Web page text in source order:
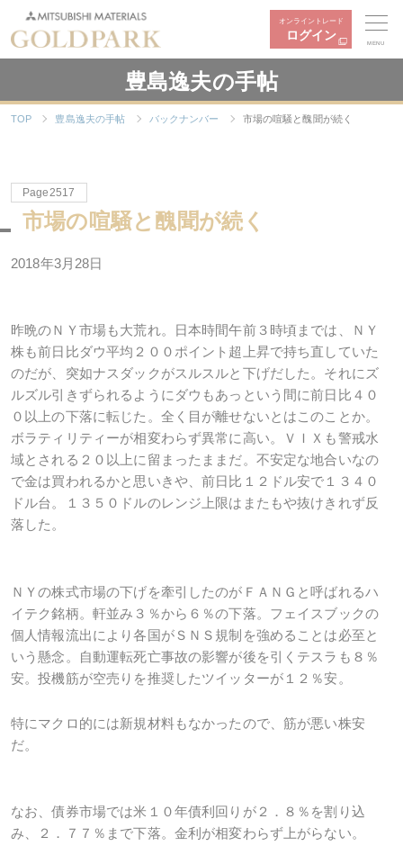
オンライントレード
ログイン
MENU
豊島逸夫の手帖
TOP 豊島逸夫の手帖 バックナンバー 市場の喧騒と醜聞が続く
Page2517
市場の喧騒と醜聞が続く
2018年3月28日
昨晩のＮＹ市場も大荒れ。日本時間午前３時頃までは、ＮＹ
株も前日比ダウ平均２００ポイント超上昇で持ち直していた
のだが、突如ナスダックがスルスルと下げだした。それにズ
ルズル引きずられるようにダウもあっという間に前日比４０
０以上の下落に転じた。全く目が離せないとはこのことか。
ボラティリティーが相変わらず異常に高い。ＶＩＸも警戒水
域とされる２０以上に留まったままだ。不安定な地合いなの
で金は買われるかと思いきや、前日比１２ドル安で１３４０
ドル台。１３５０ドルのレンジ上限はまたもや抜けきれず反
落した。
ＮＹの株式市場の下げを牽引したのがＦＡＮＧと呼ばれるハ
イテク銘柄。軒並み３％から６％の下落。フェイスブックの
個人情報流出により各国がＳＮＳ規制を強めることは必至と
いう懸念。自動運転死亡事故の影響が後を引くテスラも８％
安。投機筋が空売りを推奨したツイッターが１２％安。
特にマクロ的には新規材料もなかったので、筋が悪い株安
だ。
なお、債券市場では米１０年債利回りが２．８％を割り込
み、２．７７％まで下落。金利が相変わらず上がらない。